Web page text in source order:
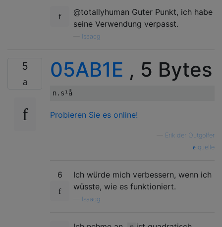
@totallyhuman Guter Punkt, ich habe
seine Verwendung verpasst.
Isaacg
5 05AB1E , 5 Bytes
Probieren Sie es online!
Erik der Outgolfer
quelle
6
Ich würde mich verbessern, wenn ich
wüsste, wie es funktioniert.
Isaacg